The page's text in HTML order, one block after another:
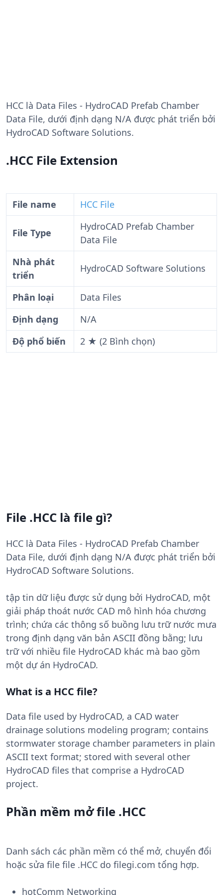
HCC là Data Files - HydroCAD Prefab Chamber
Data File, dưới định dạng N/A được phát triển bởi
HydroCAD Software Solutions.
.HCC File Extension
File name HCC File
File Type
HydroCAD Prefab Chamber
Data File
Nhà phát
triển
HydroCAD Software Solutions
Phân loại
Data Files
Định dạng
N/A
Độ phổ biến
2 ★ (2 Bình chọn)
File .HCC là file gì?
HCC là Data Files - HydroCAD Prefab Chamber
Data File, dưới định dạng N/A được phát triển bởi
HydroCAD Software Solutions.
tập tin dữ liệu được sử dụng bởi HydroCAD, một
giải pháp thoát nước CAD mô hình hóa chương
trình; chứa các thông số buồng lưu trữ nước mưa
trong định dạng văn bản ASCII đồng bằng; lưu
trữ với nhiều file HydroCAD khác mà bao gồm
một dự án HydroCAD.
What is a HCC file?
Data file used by HydroCAD, a CAD water
drainage solutions modeling program; contains
stormwater storage chamber parameters in plain
ASCII text format; stored with several other
HydroCAD files that comprise a HydroCAD
project.
Phần mềm mở file .HCC
Danh sách các phần mềm có thể mở, chuyển đổi
hoặc sửa file file .HCC do filegi.com tổng hợp.
hotComm Networking